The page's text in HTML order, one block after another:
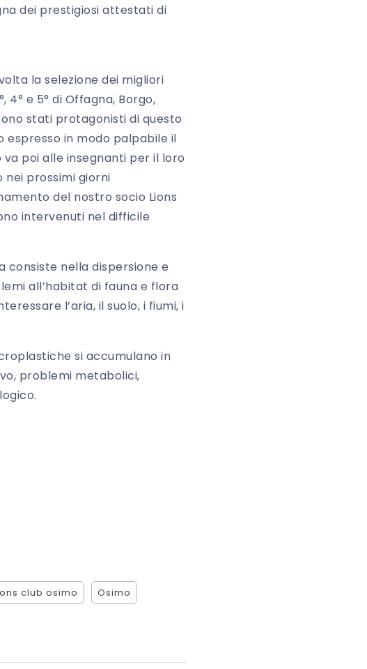
dei prestigiosi attestati di
la selezione dei migliori
e 5° di Offagna, Borgo,
stati protagonisti di questo
in modo palpabile il
poi alle insegnanti per il loro
nei prossimi giorni
del nostro socio Lions
intervenuti nel difficile
consiste nella dispersione e
all’habitat di fauna e flora
l’aria, il suolo, i fiumi, i
si accumulano in
problemi metabolici,
club osimo Osimo